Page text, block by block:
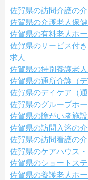
佐賀県の訪問介護の介
佐賀県の介護老人保
佐賀県の有料老人ホ
佐賀県のサービス付
求人
佐賀県の特別養護老
佐賀県の通所介護（
佐賀県のデイケア（
佐賀県のグループホ
佐賀県の障がい者施
佐賀県の訪問入浴の介
佐賀県の訪問看護の介
佐賀県のケアハウス
佐賀県のショートス
佐賀県の養護老人ホ